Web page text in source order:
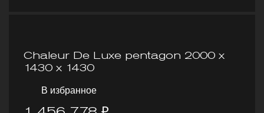
Chaleur De Luxe pentagon 2000 х
1430 х 1430
В избранное